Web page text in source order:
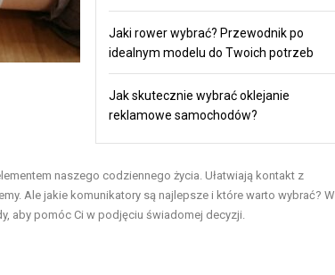
Jaki rower wybrać? Przewodnik po
idealnym modelu do Twoich potrzeb
Jak skutecznie wybrać oklejanie
reklamowe samochodów?
naszego codziennego życia. Ułatwiają kontakt z
Ale jakie komunikatory są najlepsze i które warto wybrać? W
aby pomóc Ci w podjęciu świadomej decyzji.